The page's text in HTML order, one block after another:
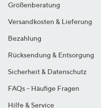
diese
anzuzeigen.
Größenberatung
Versandkosten & Lieferung
Bezahlung
Rücksendung & Entsorgung
Sicherheit & Datenschutz
FAQs - Häufige Fragen
Hilfe & Service